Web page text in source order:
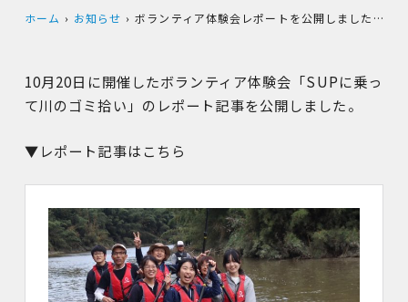
ホーム お知らせ ボランティア体験会レポートを公開しました（SUPに乗って川のゴミ拾い）
10月20日に開催したボランティア体験会「SUPに乗っ
て川のゴミ拾い」のレポート記事を公開しました。
▼レポート記事はこちら